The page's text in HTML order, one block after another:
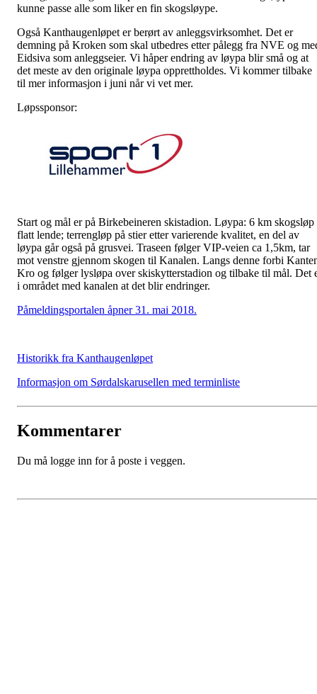
kunne passe alle som liker en fin skogsløype.
Også Kanthaugenløpet er berørt av anleggsvirksomhet. Det er
demning på Kroken som skal utbedres etter pålegg fra NVE og
Eidsiva som anleggseier. Vi håper endring av løypa blir små og at
det meste av den originale løypa opprettholdes. Vi kommer tilbake
til mer informasjon i juni når vi vet mer.
Løpssponsor:
Start og mål er på Birkebeineren skistadion. Løypa: 6 km skogsløp
flatt lende; terrengløp på stier etter varierende kvalitet, en del av
løypa går også på grusvei. Traseen følger VIP-veien ca 1,5km, tar
mot venstre gjennom skogen til Kanalen. Langs denne forbi
Kro og følger lysløpa over skiskytterstadion og tilbake til mål. Det
i området med kanalen at det blir endringer.
Påmeldingsportalen åpner 31. mai 2018.
Historikk fra Kanthaugenløpet
Informasjon om Sørdalskarusellen med terminliste
Kommentarer
Du må logge inn for å poste i veggen.